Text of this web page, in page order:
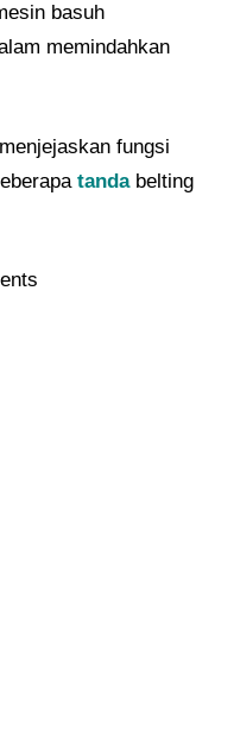
basuh
memindahkan
fungsi
tandabelting